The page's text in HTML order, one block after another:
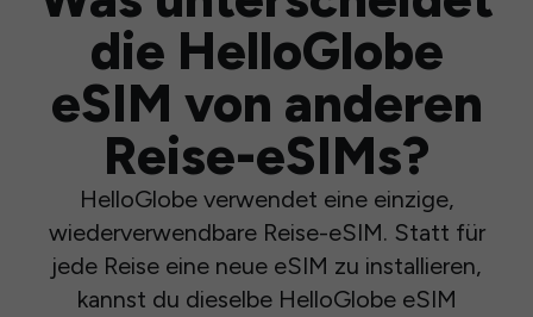
die HelloGlobe
eSIM von anderen
Reise-eSIMs?
HelloGlobe verwendet eine einzige,
wiederverwendbare Reise-eSIM. Statt für
jede Reise eine neue eSIM zu installieren,
kannst du dieselbe HelloGlobe eSIM